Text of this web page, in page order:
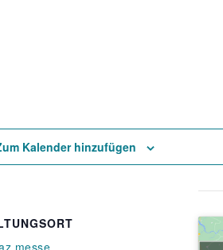
Kalender hinzufügen
messe